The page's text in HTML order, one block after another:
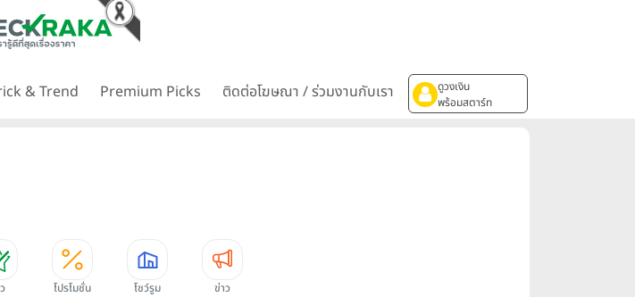
& Trend Premium Picks ติดต่อโฆษณา / ร่วมงานกับเรา
ดูวงเงิน
พร้อมสตาร์ท
โปรโมชั่น โชว์รูม ข่าว